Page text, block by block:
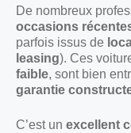
De nombreux
occasions
parfois issus de
leasing). Ces
faible, sont bien
garantie
C’est un excellent